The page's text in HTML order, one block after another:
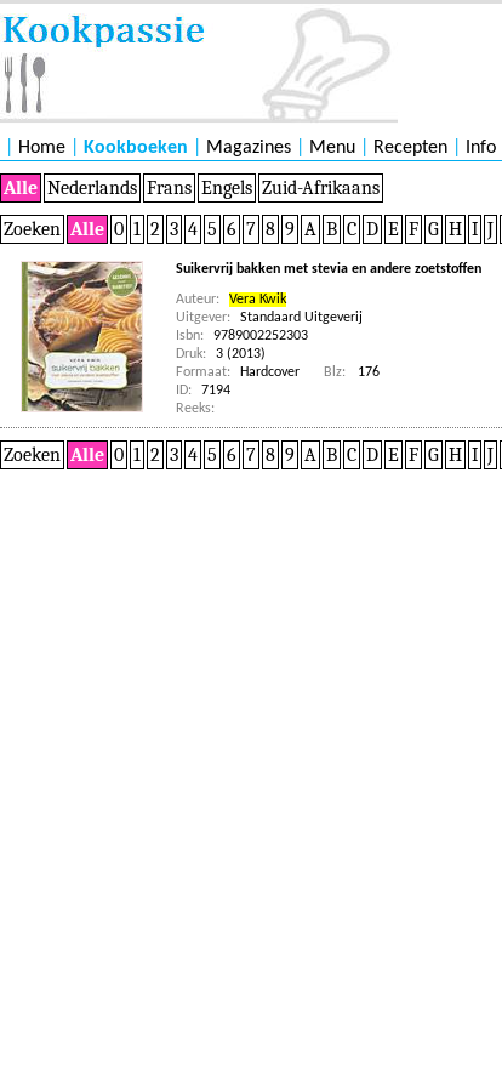
Home Kookboeken Magazines Menu Recepten Info
Alle Nederlands Frans Engels Zuid-Afrikaans
Zoeken Alle 0 1 2 3 4 5 6 7 8 9 A B C D E F G H I J
Suikervrij bakken met stevia en andere zoetstoffen
Auteur:
Vera Kwik
Uitgever:
Standaard Uitgeverij
Isbn:
9789002252303
Druk:
3 (2013)
Formaat:
Hardcover Blz:
176
ID:
7194
Reeks:
Zoeken Alle 0 1 2 3 4 5 6 7 8 9 A B C D E F G H I J